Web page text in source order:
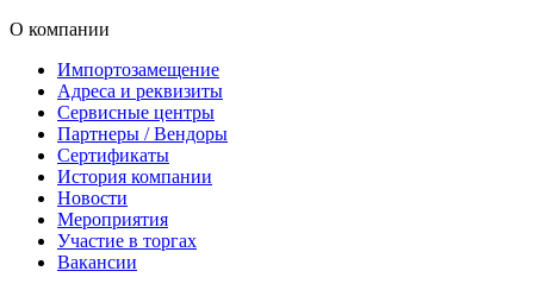
О компании
Импортозамещение
Адреса и реквизиты
Сервисные центры
Партнеры / Вендоры
Сертификаты
История компании
Новости
Мероприятия
Участие в торгах
Вакансии